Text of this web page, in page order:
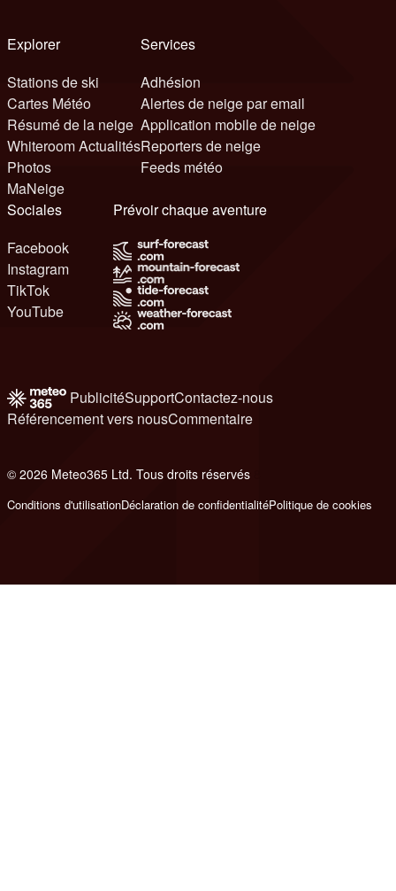
Explorer
Stations de ski
Cartes Météo
Résumé de la neige
Whiteroom Actualités
Photos
MaNeige
Services
Adhésion
Alertes de neige par email
Application mobile de neige
Reporters de neige
Feeds météo
Sociales
Facebook
Instagram
TikTok
YouTube
Prévoir chaque aventure
PublicitéSupportContactez-nous
Référencement vers nousCommentaire
© 2026 Meteo365 Ltd. Tous droits réservés
Conditions d'utilisationDéclaration de confidentialitéPolitique de cookies